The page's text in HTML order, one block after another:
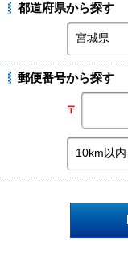
都道府県から探す
郵便番号から探す
〒